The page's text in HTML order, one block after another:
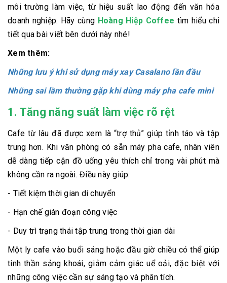
môi trường làm việc, từ hiệu suất lao động đến văn hóa
doanh nghiệp. Hãy cùng Hoàng Hiệp Coffee tìm hiểu chi
tiết qua bài viết bên dưới này nhé!
Xem thêm:
Những lưu ý khi sử dụng máy xay Casalano lần đầu
Những sai lầm thường gặp khi dùng máy pha cafe mini
1. Tăng năng suất làm việc rõ rệt
Cafe từ lâu đã được xem là “trợ thủ” giúp tỉnh táo và tập
trung hơn. Khi văn phòng có sẵn máy pha cafe, nhân viên
dễ dàng tiếp cận đồ uống yêu thích chỉ trong vài phút mà
không cần ra ngoài. Điều này giúp:
- Tiết kiệm thời gian di chuyển
- Hạn chế gián đoạn công việc
- Duy trì trạng thái tập trung trong thời gian dài
Một ly cafe vào buổi sáng hoặc đầu giờ chiều có thể giúp
tinh thần sảng khoái, giảm cảm giác uể oải, đặc biệt với
những công việc cần sự sáng tạo và phân tích.